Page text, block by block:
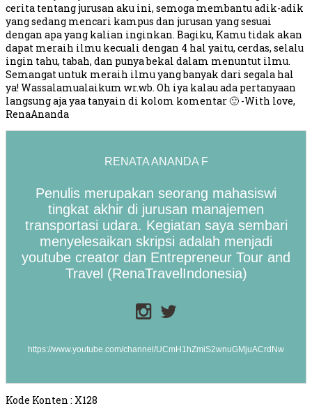
cerita tentang jurusan aku ini, semoga membantu adik-adik
yang sedang mencari kampus dan jurusan yang sesuai
dengan apa yang kalian inginkan. Bagiku, Kamu tidak akan
dapat meraih ilmu kecuali dengan 4 hal yaitu, cerdas, selalu
ingin tahu, tabah, dan punya bekal dalam menuntut ilmu.
Semangat untuk meraih ilmu yang banyak dari segala hal
ya! Wassalamualaikum wr.wb. Oh iya kalau ada pertanyaan
langsung aja yaa tanyain di kolom komentar 🙂 -With love,
RenaAnanda
RENATA ANANDA F
Penulis merupakan seorang mahasiswi
tingkat akhir di jurusan manajemen
transportasi udara. Kegiatan saya sembari
menyelesaikan skripsi adalah menjadi
youtube creator dan Entrepreneur Tour and
Travel (RenaTravelIndonesia)
https://www.youtube.com/channel/UCmH1hZmiS2wnuGMjuACrdNw
Kode Konten : X128